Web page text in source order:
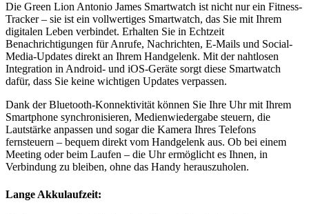
Die Green Lion Antonio James Smartwatch ist nicht nur ein Fitness-
Tracker – sie ist ein vollwertiges Smartwatch, das Sie mit Ihrem
digitalen Leben verbindet. Erhalten Sie in Echtzeit
Benachrichtigungen für Anrufe, Nachrichten, E-Mails und Social-
Media-Updates direkt an Ihrem Handgelenk. Mit der nahtlosen
Integration in Android- und iOS-Geräte sorgt diese Smartwatch
dafür, dass Sie keine wichtigen Updates verpassen.
Dank der Bluetooth-Konnektivität können Sie Ihre Uhr mit Ihrem
Smartphone synchronisieren, Medienwiedergabe steuern, die
Lautstärke anpassen und sogar die Kamera Ihres Telefons
fernsteuern – bequem direkt vom Handgelenk aus. Ob bei einem
Meeting oder beim Laufen – die Uhr ermöglicht es Ihnen, in
Verbindung zu bleiben, ohne das Handy herauszuholen.
Lange Akkulaufzeit: